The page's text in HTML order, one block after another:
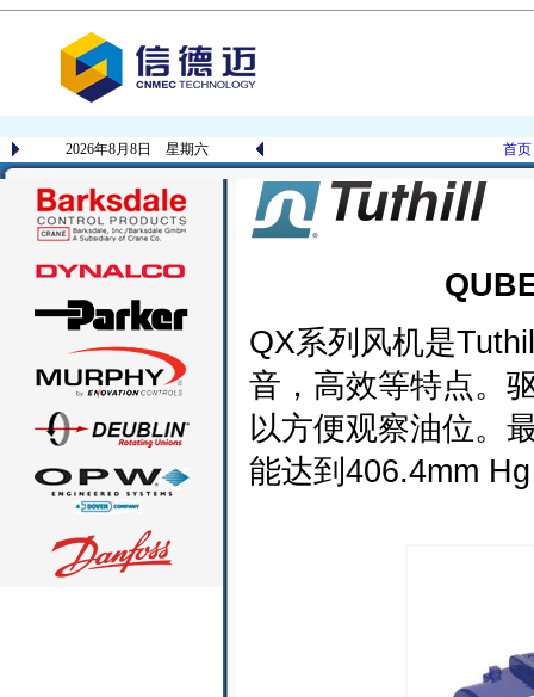
2026年8月8日 星期六 首页
QX系列风机是
音，高效等特点。
以方便观察油位。
能达到406.4mm